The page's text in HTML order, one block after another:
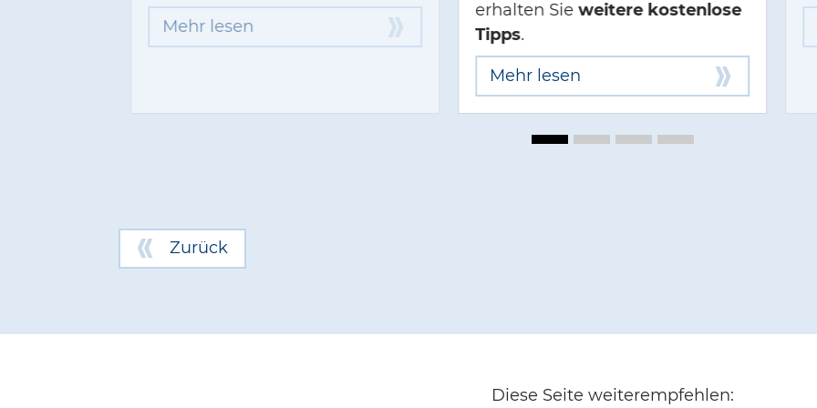
Mehr lesen
erhalten Sieweitere kostenlose
Tipps.
Mehr lesen
Zurück
Diese Seite weiterempfehlen: